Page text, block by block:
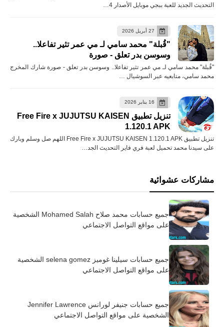
التحديث الجديد للعبة ببجي موبايل الأصدار 4…
27 أبريل 2026
"قُبلة" محمد سامي لـ مي عمر تثير تفاعلا..
وسوسن بدر تعلق - صورة
"قُبلة" محمد سامي لـ مي عمر تثير تفاعلا.. وسوسن بدر تعلق - صورة شارك المخرج
محمد سامي، متابعيه عبر السوشيال …
16 يناير 2026
تنزيل تطبيق Free Fire x JUJUTSU KAISEN
1.120.1 APK
تنزيل تطبيق Free Fire x JUJUTSU KAISEN 1.120.1 APK اللهم صل وسلم وبارك
على سيدنا محمد تحميل لعبة فري فاير التحديث الجد…
مشاركات عشوائية
جميع حسابات محمد صلاح Mohamed Salah الشخصية
على مواقع التواصل الاجتماعي
جميع حسابات سيلينا غوميز selena gomez الشخصية
على مواقع التواصل الاجتماعي
جميع حسابات جنيفر لورانس Jennifer Lawrence
الشخصية على مواقع التواصل الاجتماعي